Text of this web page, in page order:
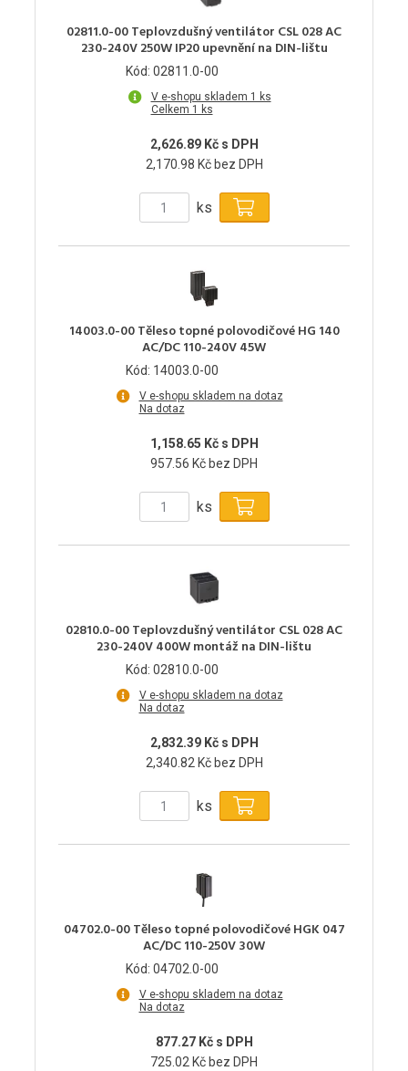
02811.0-00 Teplovzdušný ventilátor CSL 028 AC
230-240V 250W IP20 upevnění na DIN-lištu
Kód: 02811.0-00
V e-shopu skladem 1 ks
Celkem 1 ks
2,626.89 Kč s DPH
2,170.98 Kč bez DPH
ks
14003.0-00 Těleso topné polovodičové HG 140
AC/DC 110-240V 45W
Kód: 14003.0-00
V e-shopu skladem na dotaz
Na dotaz
1,158.65 Kč s DPH
957.56 Kč bez DPH
ks
02810.0-00 Teplovzdušný ventilátor CSL 028 AC
230-240V 400W montáž na DIN-lištu
Kód: 02810.0-00
V e-shopu skladem na dotaz
Na dotaz
2,832.39 Kč s DPH
2,340.82 Kč bez DPH
ks
04702.0-00 Těleso topné polovodičové HGK 047
AC/DC 110-250V 30W
Kód: 04702.0-00
V e-shopu skladem na dotaz
Na dotaz
877.27 Kč s DPH
725.02 Kč bez DPH